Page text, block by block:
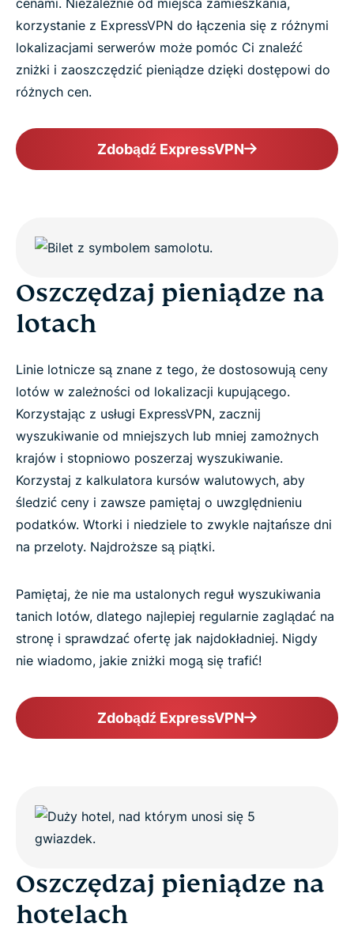
cenami. Niezależnie od miejsca zamieszkania,
korzystanie z ExpressVPN do łączenia się z różnymi
lokalizacjami serwerów może pomóc Ci znaleźć
zniżki i zaoszczędzić pieniądze dzięki dostępowi do
różnych cen.
Zdobądź ExpressVPN
Oszczędzaj pieniądze na
lotach
Linie lotnicze są znane z tego, że dostosowują ceny
lotów w zależności od lokalizacji kupującego.
Korzystając z usługi ExpressVPN, zacznij
wyszukiwanie od mniejszych lub mniej zamożnych
krajów i stopniowo poszerzaj wyszukiwanie.
Korzystaj z kalkulatora kursów walutowych, aby
śledzić ceny i zawsze pamiętaj o uwzględnieniu
podatków. Wtorki i niedziele to zwykle najtańsze dni
na przeloty. Najdroższe są piątki.
Pamiętaj, że nie ma ustalonych reguł wyszukiwania
tanich lotów, dlatego najlepiej regularnie zaglądać na
stronę i sprawdzać ofertę jak najdokładniej. Nigdy
nie wiadomo, jakie zniżki mogą się trafić!
Zdobądź ExpressVPN
Oszczędzaj pieniądze na
hotelach